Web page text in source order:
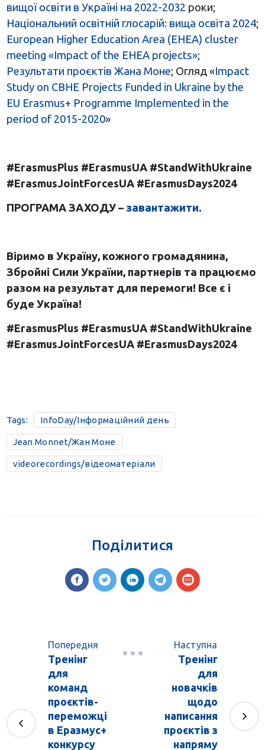
вищої освіти в Україні на 2022-2032 роки;
Національний освітній глосарій: вища освіта 2024;
European Higher Education Area (EHEA) cluster
meeting «Impact of the EHEA projects»;
Результати проєктів Жана Моне; Огляд «Impact
Study on CBHE Projects Funded in Ukraine by the
EU Erasmus+ Programme Implemented in the
period of 2015-2020»
#ErasmusPlus #ErasmusUA #StandWithUkraine
#ErasmusJointForcesUA #ErasmusDays2024
ПРОГРАМА ЗАХОДУ – завантажити.
Віримо в Україну, кожного громадянина,
Збройні Сили України, партнерів та працюємо
разом на результат для перемоги! Все є і
буде Україна!
#ErasmusPlus #ErasmusUA #StandWithUkraine
#ErasmusJointForcesUA #ErasmusDays2024
Tags: InfoDay/Інформаційний день
Jean Monnet/Жан Моне
videorecordings/відеоматеріали
Поділитися
Попередня
Тренінг
для
команд
проєктів-
переможці
в Еразмус+
конкурсу
Наступна
Тренінг
для
новачків
щодо
написання
проєктів з
напряму